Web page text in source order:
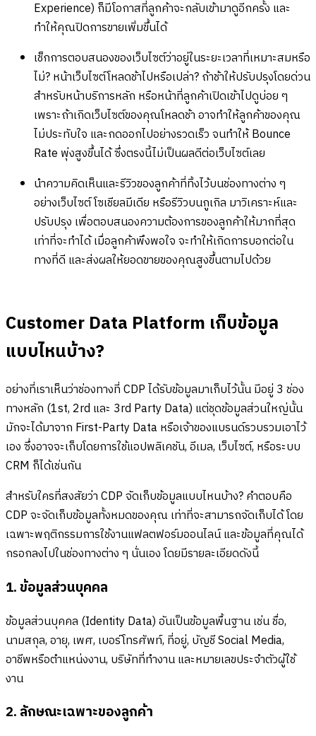
Experience) ก็มีโอกาสที่ลูกค้าจะกลับเข้ามาดูอีกครั้ง และ
ทำให้คุณปิดการขายเพิ่มขึ้นได้
เช็กการตอบสนองของเว็บไซต์ว่าอยู่ในระยะเวลาที่เหมาะสมหรือ
ไม่? หน้าเว็บไซต์โหลดช้าไปหรือเปล่า? ถ้าช้าให้ปรับปรุงโดยด่วน
สำหรับหน้าบริการหลัก หรือหน้าที่ลูกค้าเปิดเข้าไปดูบ่อย ๆ
เพราะถ้าเกิดเว็บไซต์ของคุณโหลดช้า อาจทำให้ลูกค้าของคุณ
ไม่ประทับใจ และกดออกไปอย่างรวดเร็ว จนทำให้ Bounce
Rate พุ่งสูงขึ้นได้ ซึ่งตรงนี้ไม่เป็นผลดีต่อเว็บไซต์เลย
นำความคิดเห็นและรีวิวของลูกค้าที่ทิ้งไว้บนช่องทางต่าง ๆ
อย่างเว็บไซต์ โซเชียลมีเดีย หรือรีวิวบนกูเกิล มาวิเคราะห์และ
ปรับปรุง เพื่อตอบสนองความต้องการของลูกค้าให้มากที่สุด
เท่าที่จะทำได้ เมื่อลูกค้าพึงพอใจ จะทำให้เกิดการบอกต่อใน
ทางที่ดี และส่งผลให้ยอดขายของคุณสูงขึ้นตามไปด้วย
Customer Data Platform เก็บข้อมูล
แบบไหนบ้าง?
อย่างที่เราเห็นว่าช่องทางที่ CDP ได้รับข้อมูลมาเก็บไว้นั้น มีอยู่ 3 ช่อง
ทางหลัก (1st, 2rd และ 3rd Party Data) แต่ชุดข้อมูลส่วนใหญ่นั้น
มักจะได้มาจาก First-Party Data หรือเจ้าของแบรนด์รวบรวมเอาไว้
เอง ซึ่งอาจจะเก็บโดยการใช้แอปพลิเคชัน, อีเมล, เว็บไซต์, หรือระบบ
CRM ก็ได้เช่นกัน
สำหรับใครที่สงสัยว่า CDP จัดเก็บข้อมูลแบบไหนบ้าง? คำตอบคือ
CDP จะจัดเก็บข้อมูลทั้งหมดของคุณ เท่าที่จะสามารถจัดเก็บได้ โดย
เฉพาะพฤติกรรมการใช้งานแฟลตฟอร์มออนไลน์ และข้อมูลที่คุณได้
กรอกลงไปในช่องทางต่าง ๆ นั่นเอง โดยมีรายละเอียดดังนี้
1. ข้อมูลส่วนบุคคล
ข้อมูลส่วนบุคคล (Identity Data) อันเป็นข้อมูลพื้นฐาน เช่น ชื่อ,
นามสกุล, อายุ, เพศ, เบอร์โทรศัพท์, ที่อยู่, บัญชี Social Media,
อาชีพหรือตำแหน่งงาน, บริษัทที่ทำงาน และหมายเลขประจำตัวผู้ใช้
งาน
2. ลักษณะเฉพาะของลูกค้า